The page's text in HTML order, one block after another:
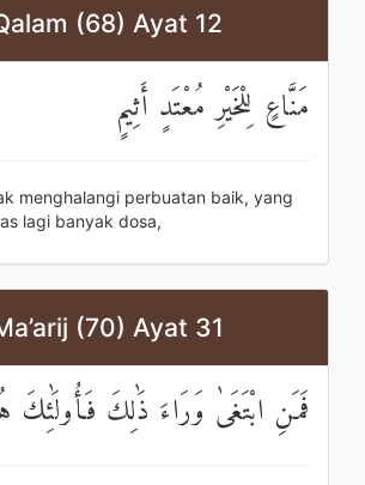
(68) Ayat 12
مَنَّاعٍ لِلْخَيْرِ مُعْتَدٍ أَثِيمٍ
menghalangi perbuatan baik, yang
lagi banyak dosa,
(70) Ayat 31
فَمَنِ ابْتَغَىٰ وَرَاءَ ذَٰلِكَ فَأُولَٰئِكَ